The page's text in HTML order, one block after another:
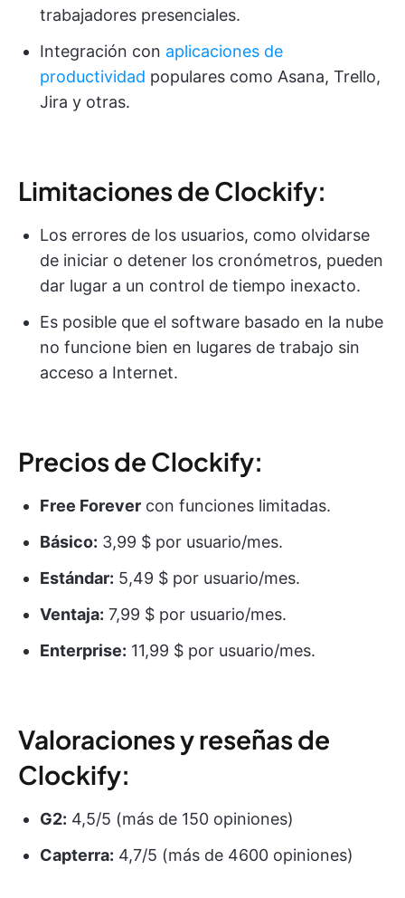
trabajadores presenciales.
Integración con aplicaciones de
productividad populares como Asana, Trello,
Jira y otras.
Limitaciones de Clockify:
Los errores de los usuarios, como olvidarse
de iniciar o detener los cronómetros, pueden
dar lugar a un control de tiempo inexacto.
Es posible que el software basado en la nube
no funcione bien en lugares de trabajo sin
acceso a Internet.
Precios de Clockify:
Free Forever con funciones limitadas.
Básico: 3,99 $ por usuario/mes.
Estándar: 5,49 $ por usuario/mes.
Ventaja: 7,99 $ por usuario/mes.
Enterprise: 11,99 $ por usuario/mes.
Valoraciones y reseñas de
Clockify:
G2: 4,5/5 (más de 150 opiniones)
Capterra: 4,7/5 (más de 4600 opiniones)